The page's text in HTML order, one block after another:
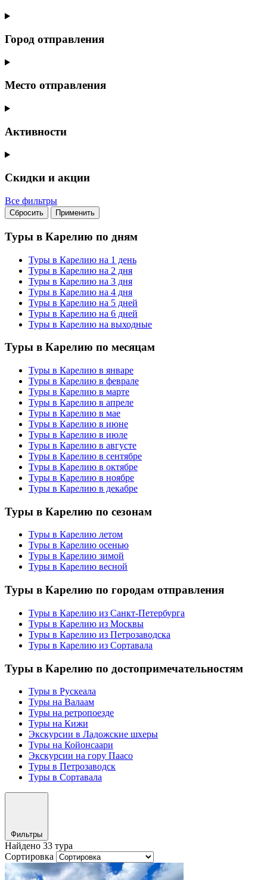
Город отправления
Место отправления
Активности
Скидки и акции
Все фильтры
Сбросить Применить
Туры в Карелию по дням
Туры в Карелию на 1 день
Туры в Карелию на 2 дня
Туры в Карелию на 3 дня
Туры в Карелию на 4 дня
Туры в Карелию на 5 дней
Туры в Карелию на 6 дней
Туры в Карелию на выходные
Туры в Карелию по месяцам
Туры в Карелию в январе
Туры в Карелию в феврале
Туры в Карелию в марте
Туры в Карелию в апреле
Туры в Карелию в мае
Туры в Карелию в июне
Туры в Карелию в июле
Туры в Карелию в августе
Туры в Карелию в сентябре
Туры в Карелию в октябре
Туры в Карелию в ноябре
Туры в Карелию в декабре
Туры в Карелию по сезонам
Туры в Карелию летом
Туры в Карелию осенью
Туры в Карелию зимой
Туры в Карелию весной
Туры в Карелию по городам отправления
Туры в Карелию из Санкт-Петербурга
Туры в Карелию из Москвы
Туры в Карелию из Петрозаводска
Туры в Карелию из Сортавала
Туры в Карелию по достопримечательностям
Туры в Рускеала
Туры на Валаам
Туры на ретропоезде
Туры на Кижи
Экскурсии в Ладожские шхеры
Туры на Койонсаари
Экскурсии на гору Паасо
Туры в Петрозаводск
Туры в Сортавала
Фильтры
Найдено 33 тура
Сортировка